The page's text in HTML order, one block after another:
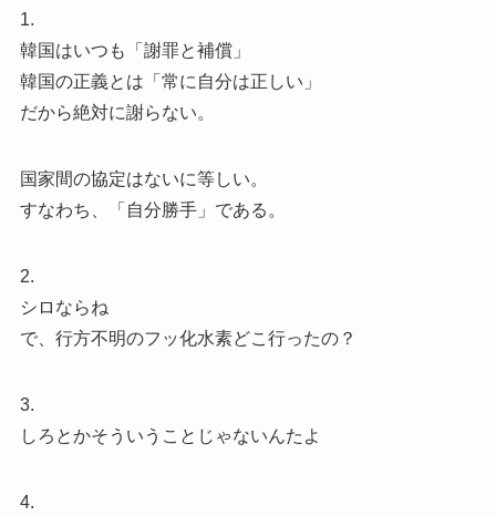
1.
韓国はいつも「謝罪と補償」
韓国の正義とは「常に自分は正しい」
だから絶対に謝らない。
国家間の協定はないに等しい。
すなわち、「自分勝手」である。
2.
シロならね
で、行方不明のフッ化水素どこ行ったの？
3.
しろとかそういうことじゃないんたよ
4.